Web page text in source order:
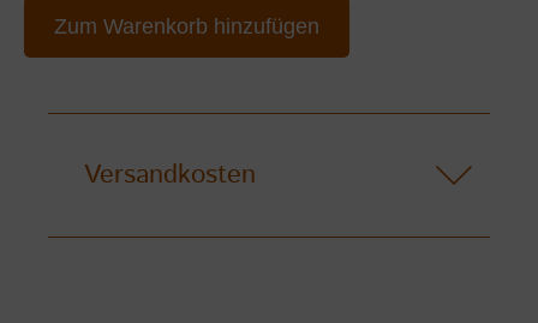
Zum Warenkorb hinzufügen
Versandkosten